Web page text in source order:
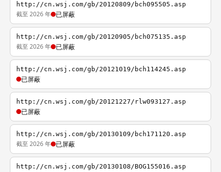
http://cn.wsj.com/gb/20120809/bch095505.asp
截至 2026 年 已屏蔽
http://cn.wsj.com/gb/20120905/bch075135.asp
截至 2026 年 已屏蔽
http://cn.wsj.com/gb/20121019/bch114245.asp
已屏蔽
http://cn.wsj.com/gb/20121227/rlw093127.asp
已屏蔽
http://cn.wsj.com/gb/20130109/bch171120.asp
截至 2026 年 已屏蔽
http://cn.wsj.com/gb/20130108/BOG155016.asp